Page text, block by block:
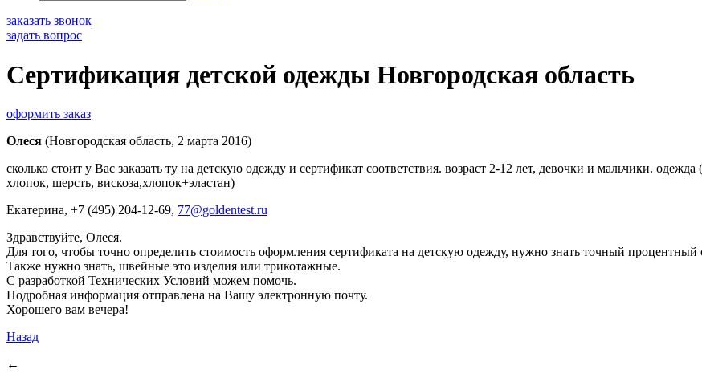
заказать звонок
задать вопрос
Сертификация детской одежды Новгородская область
оформить заказ
Олеся (Новгородская область, 2 марта 2016)
сколько стоит у Вас заказать ту на детскую одежду и сертификат соответствия. возраст 2-12 лет, девочки и мальчики.
хлопок, шерсть, вискоза,хлопок+эластан)
Екатерина, +7 (495) 204-12-69, 77@goldentest.ru
Здравствуйте, Олеся.
Для того, чтобы точно определить стоимость оформления сертификата на детскую одежду, нужно знать точный
Также нужно знать, швейные это изделия или трикотажные.
С разработкой Технических Условий можем помочь.
Подробная информация отправлена на Вашу электронную почту.
Хорошего вам вечера!
Назад
←